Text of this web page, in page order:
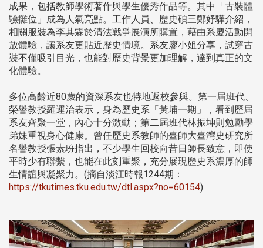
成果，包括教師學術著作與學生優秀作品等。其中「古裝體
驗攤位」成為人氣亮點。工作人員、歷史碩三鄭妤驊介紹，
相關服裝為李其霖於清法戰爭展演所購置，藉由系慶活動開
放體驗，讓系友更貼近歷史情境。系友廖小姐分享，試穿古
裝不僅吸引目光，也能對歷史背景更加理解，達到真正的文
化體驗。
多位高齡近80歲的資深系友也特地返校參與。第一屆班代、
榮譽教授羅運治表示，身為歷史系「黃埔一期」，看到歷屆
系友齊聚一堂，內心十分激動；第二屆班代林振坤則勉勵學
弟妹重視身心健康。曾任歷史系教師的臺師大臺灣史研究所
名譽教授張素玢指出，不少學生回校向昔日師長致意，即使
平時少有聯繫，也能在此刻重聚，充分展現歷史系濃厚的師
生情誼與凝聚力。(摘自淡江時報1244期：
https://tkutimes.tku.edu.tw/dtl.aspx?no=60154)